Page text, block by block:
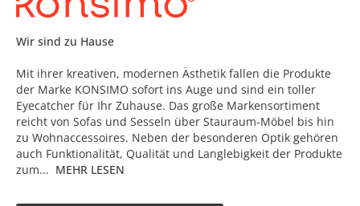
Wir sind zu Hause
Mit ihrer kreativen, modernen Ästhetik fallen die Produkte
der Marke KONSIMO sofort ins Auge und sind ein toller
Eyecatcher für Ihr Zuhause. Das große Markensortiment
reicht von Sofas und Sesseln über Stauraum-Möbel bis hin
zu Wohnaccessoires. Neben der besonderen Optik gehören
auch Funktionalität, Qualität und Langlebigkeit der Produkte
zum... MEHR LESEN